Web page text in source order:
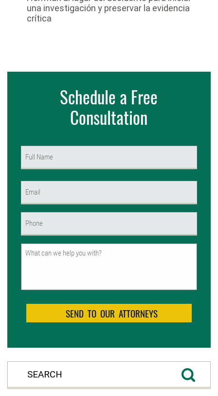
una investigación y preservar la evidencia
crítica
Schedule a Free
Consultation
Untitled